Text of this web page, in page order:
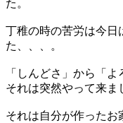
た。
丁稚の時の苦労は今日
た、、、。
「しんどさ」から「
それは突然やって来ま
それは自分が作ったお